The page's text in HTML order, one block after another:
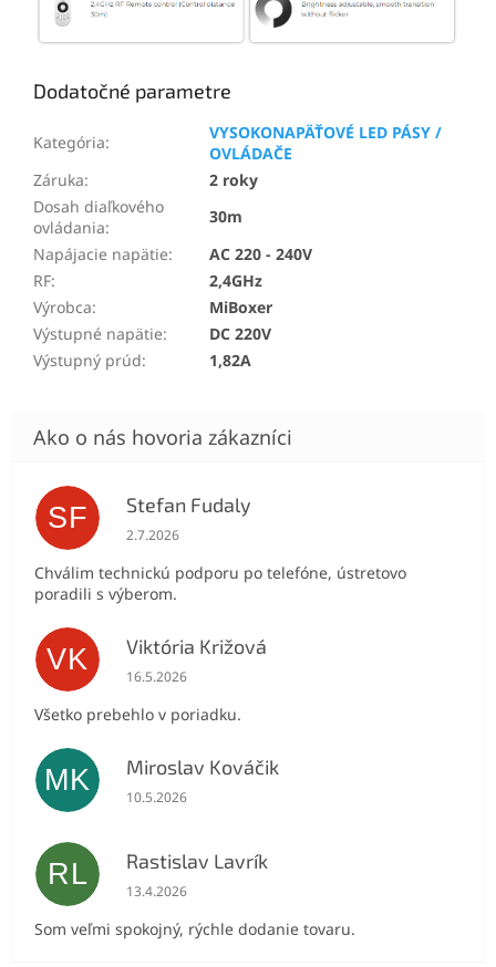
Dodatočné parametre
Kategória:
VYSOKONAPÄŤOVÉ LED PÁSY /
OVLÁDAČE
Záruka:
2 roky
Dosah diaľkového
ovládania:
30m
Napájacie napätie:
AC 220 - 240V
RF:
2,4GHz
Výrobca:
MiBoxer
Výstupné napätie:
DC 220V
Výstupný prúd: 1,82A
SF Stefan Fudaly
Hodnotenie obchodu je 5 z 5 hviezdičiek.
2.7.2026
Chválim technickú podporu po telefóne, ústretovo
poradili s výberom.
VK Viktória Križová
Hodnotenie obchodu je 5 z 5 hviezdičiek.
16.5.2026
Všetko prebehlo v poriadku.
MK Miroslav Kováčik
Hodnotenie obchodu je 5 z 5 hviezdičiek.
10.5.2026
RL Rastislav Lavrík
Hodnotenie obchodu je 5 z 5 hviezdičiek.
13.4.2026
Som veľmi spokojný, rýchle dodanie tovaru.